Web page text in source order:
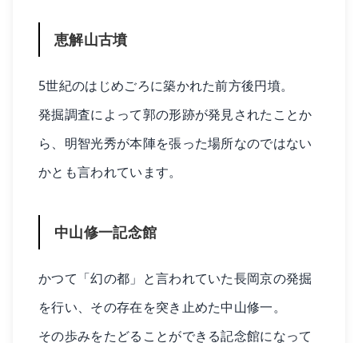
恵解山古墳
5世紀のはじめごろに築かれた前方後円墳。
発掘調査によって郭の形跡が発見されたことか
ら、明智光秀が本陣を張った場所なのではない
かとも言われています。
中山修一記念館
かつて「幻の都」と言われていた長岡京の発掘
を行い、その存在を突き止めた中山修一。
その歩みをたどることができる記念館になって